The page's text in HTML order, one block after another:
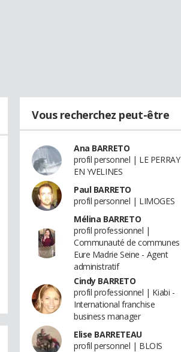
Vous recherchez peut-être
Ana BARRETO
profil personnel | LE PERRAY
EN YVELINES
Paul BARRETO
profil personnel | LIMOGES
Mélina BARRETO
profil professionnel |
Communauté de communes
Eure Madrie Seine - Agent
administratif
Cindy BARRETO
profil professionnel | Kiabi -
International franchise
business manager
Elise BARRETEAU
profil personnel | BLOIS